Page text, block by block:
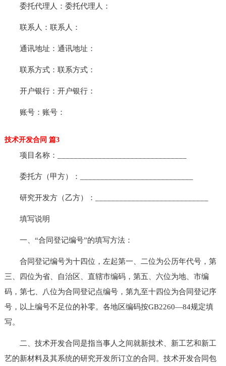
委托代理人：委托代理人：
联系人：联系人：
通讯地址：通讯地址：
联系方式：联系方式：
开户银行：开户银行：
账号：账号：
技术开发合同 篇3
项目名称：________________________________
委托方（甲方）：____________________________
研究开发方（乙方）：____________________________
填写说明
一、“合同登记编号”的填写方法：
合同登记编号为十四位，左起第一、二位为公历年代号，第
三、四位为省、自治区、直辖市编码，第五、六位为地、市编
码，第七、八位为合同登记点编号，第九至十四位为合同登记序
号，以上编号不足位的补零。各地区编码按GB2260—84规定填
写。
二、技术开发合同是指当事人之间就新技术、新工艺和新工
艺的新材料及其系统的研究开发所订立的合同。技术开发合同包